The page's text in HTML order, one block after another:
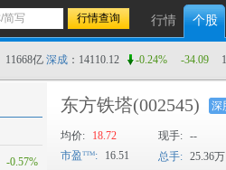
行情 个股
11668亿 深成 ：14110.12 -0.24% -34.09
-0.57%
东方铁塔(002545) 深
均价: 18.72 现手: --
市盈
: 16.51 总手: 25.36万